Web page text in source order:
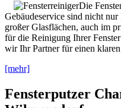
Die
Gebäudeservice sind nicht
großer Glasflächen, auch im
für die Reinigung Ihrer
wir Ihr Partner für einen
[mehr]
Fensterputzer